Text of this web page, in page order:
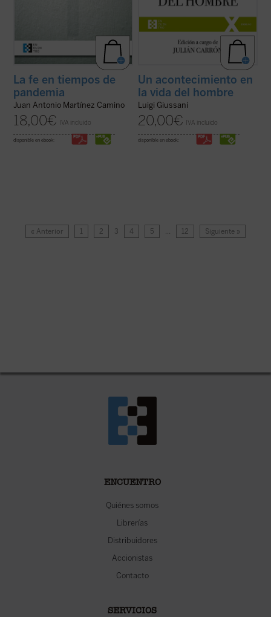
La fe en tiempos de
pandemia
Juan Antonio Martínez Camino
18,00€ IVA incluido
disponible en ebook:
Un acontecimiento en
la vida del hombre
Luigi Giussani
20,00€ IVA incluido
disponible en ebook:
« Anterior 1 2 3 4 5 … 12 Siguiente »
ENCUENTRO
Quiénes somos
Librerías
Distribuidores
Accionistas
Contacto
SERVICIOS